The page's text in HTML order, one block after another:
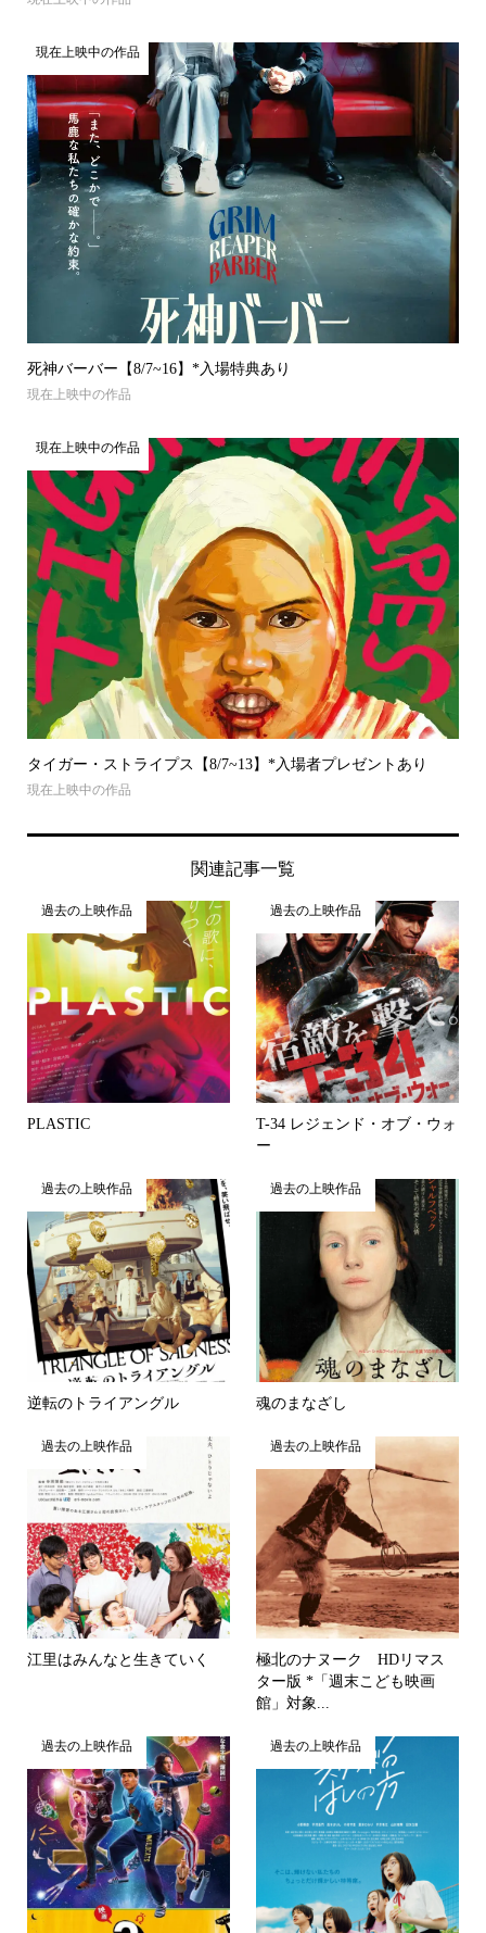
現在上映中の作品
死神バーバー【8/7~16】*入場特典あり
現在上映中の作品
現在上映中の作品
タイガー・ストライプス【8/7~13】*入場者プレゼントあり
現在上映中の作品
関連記事一覧
過去の上映作品
PLASTIC
過去の上映作品
T-34 レジェンド・オブ・ウォ
ー
過去の上映作品
逆転のトライアングル
過去の上映作品
魂のまなざし
過去の上映作品
江里はみんなと生きていく
過去の上映作品
極北のナヌーク HDリマス
ター版 *「週末こども映画
館」対象...
過去の上映作品 過去の上映作品